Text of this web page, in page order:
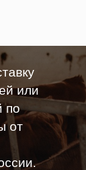
или
по
от